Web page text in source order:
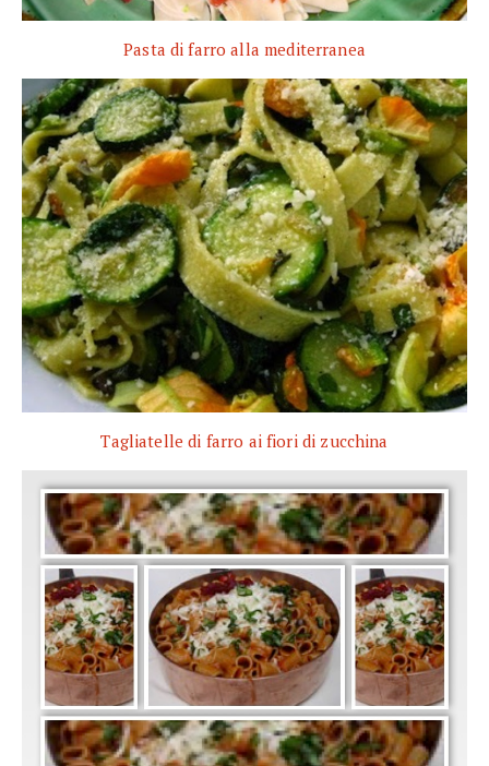
Pasta di farro alla mediterranea
Tagliatelle di farro ai fiori di zucchina